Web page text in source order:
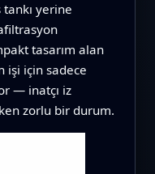
yerine
tasarım alan
işi için sadece
— inatçı iz
zorlu bir durum.